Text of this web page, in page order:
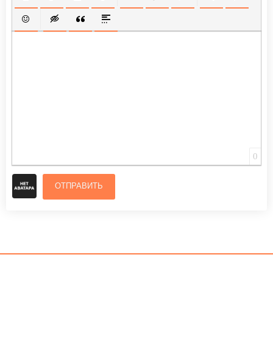
ПОЛУЖИРНЫЙ
КУРСИВПОДЧЕРКНУТЫЙ
ЗАЧЕРКНУТЫЙВЫРАВНИВАНИЕ
НУМЕРОВАННЫЙ СПИСОК
МАРКИРОВАННЫЙ
ВСТАВИТЬ
ВСТАВИТЬ СМАЙЛИК
ВСТАВКА СКРЫТОГО ТЕКСТА
ВСТАВКА ЦИТАТЫ
ВСТАВКА СПОЙЛЕРА
0
ОТПРАВИТЬ